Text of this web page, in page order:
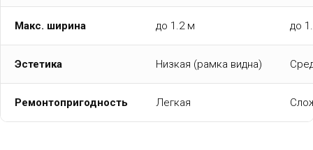
Макс. ширина до 1.2 м до
Эстетика Низкая (рамка видна)
Ремонтопригодность Легкая